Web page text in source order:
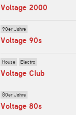
Voltage 2000
90er Jahre
Voltage 90s
House Electro
Voltage Club
80er Jahre
Voltage 80s